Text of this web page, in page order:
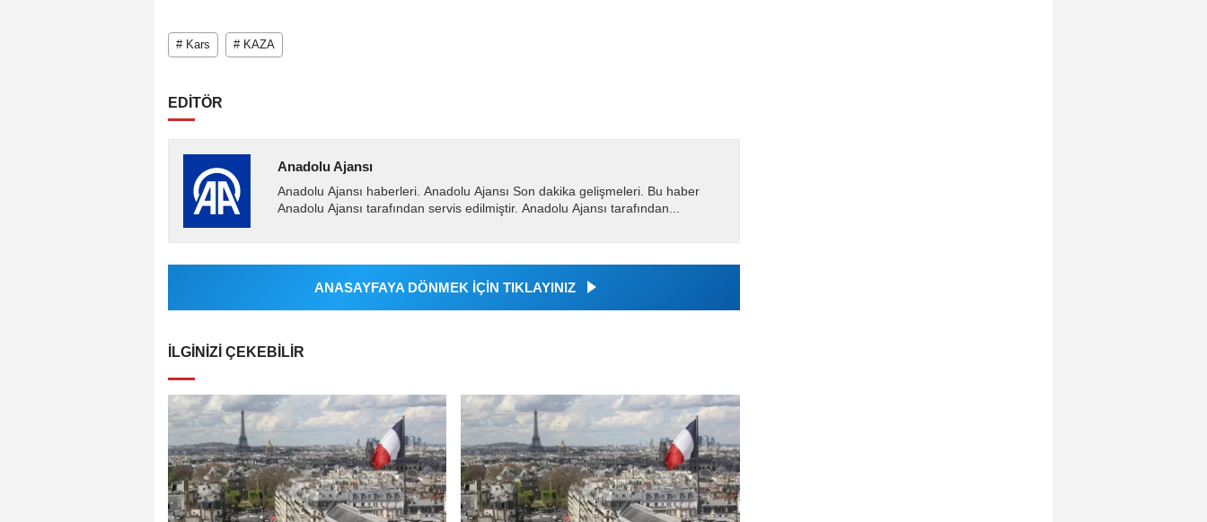
# Kars # KAZA
EDİTÖR
Anadolu Ajansı
Anadolu Ajansı haberleri. Anadolu Ajansı Son dakika gelişmeleri. Bu haber
Anadolu Ajansı tarafından servis edilmiştir. Anadolu Ajansı tarafından...
ANASAYFAYA DÖNMEK İÇİN TIKLAYINIZ
İLGINIZI ÇEKEBILIR